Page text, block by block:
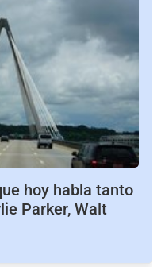
hoy habla tanto
Parker, Walt